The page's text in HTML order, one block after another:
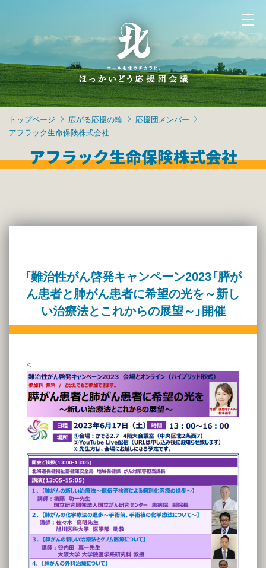
トップページ 広がる応援の輪
応援団メンバー
アフラック生命保険株式会社
アフラック生命保険株式会社
「難治性がん啓発キャンペーン2023「膵が
ん患者と肺がん患者に希望の光を～新し
い治療法とこれからの展望～」開催
<